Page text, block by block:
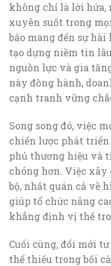
không chỉ là lời hứa,
xuyên suốt trong
bảo mang đến sự
tạo dựng niềm tin
nguồn lực và gia
này đồng hành,
cạnh tranh vững
Song song đó, việc
chiến lược phát triển
phủ thương hiệu và
chóng hơn. Việc
bộ, nhất quán cả về
giúp tổ chức nâng
khẳng định vị thế
Cuối cùng, đổi mới
thể thiếu trong bối